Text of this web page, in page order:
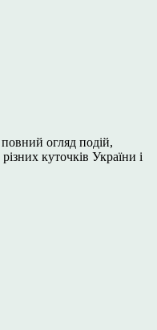
огляд подій,
куточків України і